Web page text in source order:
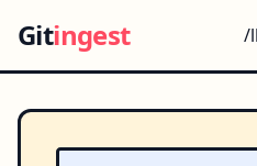
Gitingest /